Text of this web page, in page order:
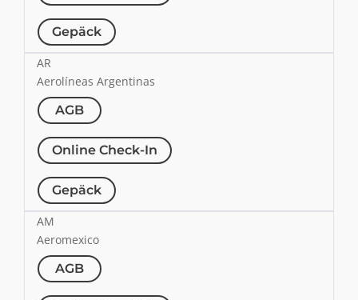
Gepäck
AR
Aerolíneas Argentinas
AGB
Online Check-In
Gepäck
AM
Aeromexico
AGB